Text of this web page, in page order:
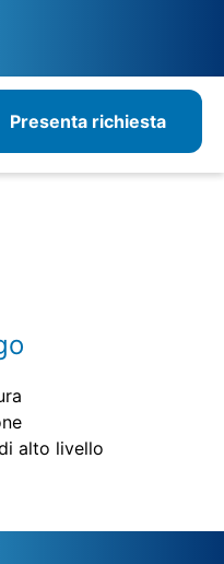
Presenta richiesta
alto livello